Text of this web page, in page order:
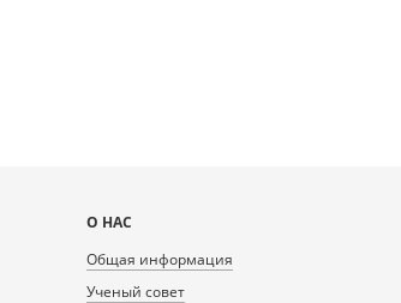
Карта
сайта
О НАС
Общая информация
Ученый совет